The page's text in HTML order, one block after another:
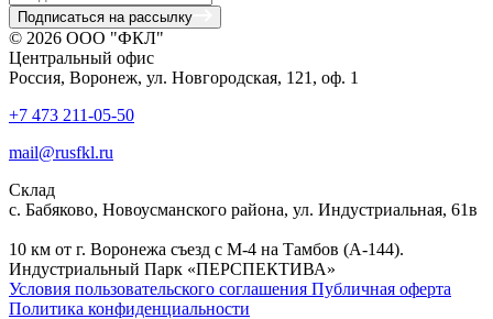
Подписаться на рассылку
© 2026 ООО "ФКЛ"
Центральный офис
Россия, Воронеж, ул. Новгородская, 121, оф. 1
+7 473 211-05-50
mail@rusfkl.ru
Склад
с. Бабяково, Новоусманского района, ул. Индустриальная, 61в
10 км от г. Воронежа съезд с М-4 на Тамбов (А-144).
Индустриальный Парк «ПЕРСПЕКТИВА»
Условия пользовательского соглашения Публичная оферта
Политика конфиденциальности